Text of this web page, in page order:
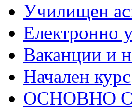
Училищен
Електронно
Ваканции и
Начален курс
ОСНОВНО